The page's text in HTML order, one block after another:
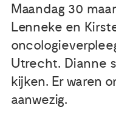
Nieuws
Agenda
Maandag 30
Lenneke en
Utrecht. Dianne
kijken. Er waren
aanwezig.